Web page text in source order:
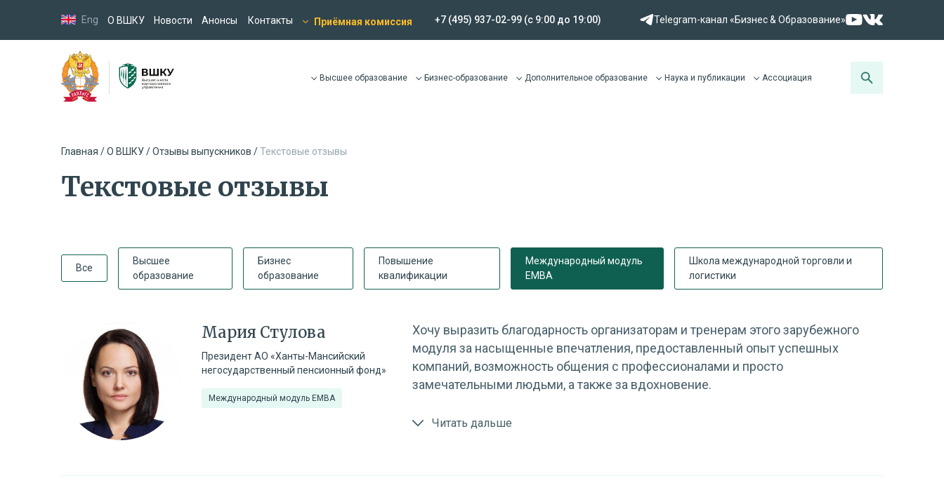
Eng О ВШКУ Новости Анонсы Контакты Приёмная комиссия +7 (495) 937-02-99 (c 9:00 до 19:00) Telegram-канал «Бизнес & Образование»
Высшее образование Бизнес-образование Дополнительное образование Наука и публикации Ассоциация
Главная /О ВШКУ /Отзывы выпускников /Текстовые отзывы
Текстовые отзывы
Все
Высшее
образование
Бизнес
образование
Повышение
квалификации
Международный модуль
EMBA
Школа международной торговли и
логистики
Мария Стулова
Президент АО «Ханты-Мансийский
негосударственный пенсионный фонд»
Международный модуль EMBA
Хочу выразить благодарность организаторам и тренерам этого зарубежного
модуля за насыщенные впечатления, предоставленный опыт успешных
компаний, возможность общения с профессионалами и просто
замечательными людьми, а также за вдохновение.
Читать дальше